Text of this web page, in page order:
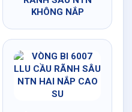
KHÔNG NẮP